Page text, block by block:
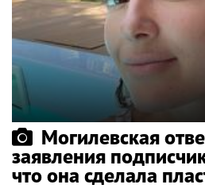
Могилевская
заявления
что она сделала